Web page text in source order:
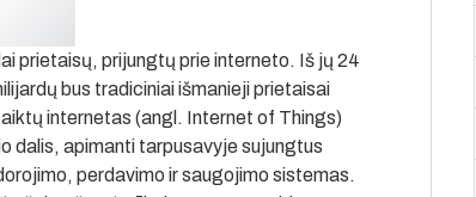
prietaisų, prijungtų prie interneto. Iš jų 24
bus tradiciniai išmanieji prietaisai
internetas (angl. Internet of Things)
dalis, apimanti tarpusavyje sujungtus
perdavimo ir saugojimo sistemas.